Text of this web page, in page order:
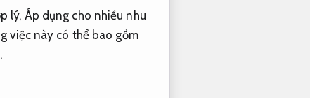
lý, Áp dụng cho nhiều nhu
việc này có thể bao gồm